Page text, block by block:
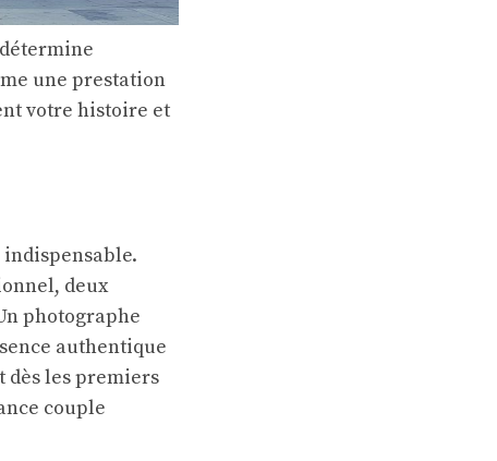
une prestation
votre histoire et
indispensable.
deux
photographe
authentique
dès les premiers
couple